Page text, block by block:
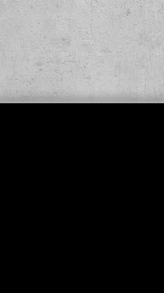
BASH! - Cheers & Beers Lp
Fanbox
20,00 €